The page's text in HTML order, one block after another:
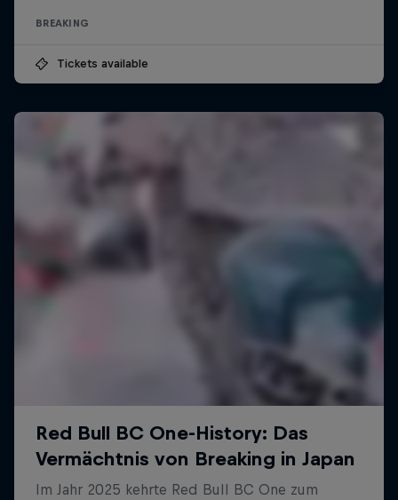
BREAKING
Tickets available